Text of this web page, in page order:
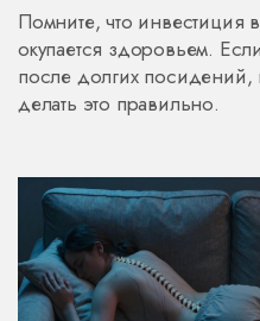
Помните, что инвестиция
окупается здоровьем.
после долгих
делать это правильно.